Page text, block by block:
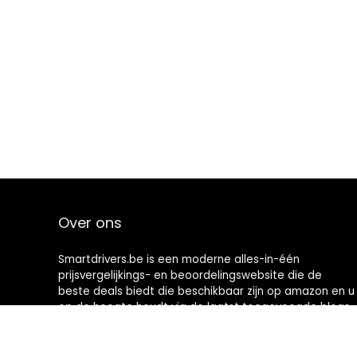
Over ons
Smartdrivers.be is een moderne alles-in-één
prijsvergelijkings- en beoordelingswebsite die de
beste deals biedt die beschikbaar zijn op amazon en u
op de hoogte houdt via de laatst toegevoegde blogs.